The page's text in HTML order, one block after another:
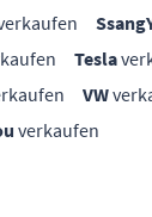
Tesla
VW
verkaufen